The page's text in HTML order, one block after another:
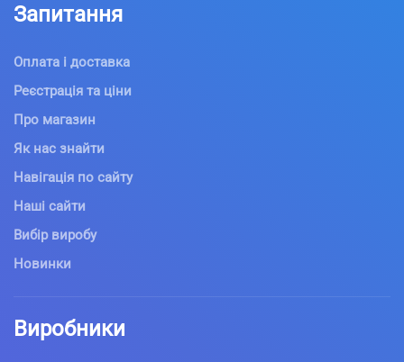
Запитання
Оплата і доставка
Реєстрація та ціни
Про магазин
Як нас знайти
Навігація по сайту
Наші сайти
Вибір виробу
Новинки
Виробники